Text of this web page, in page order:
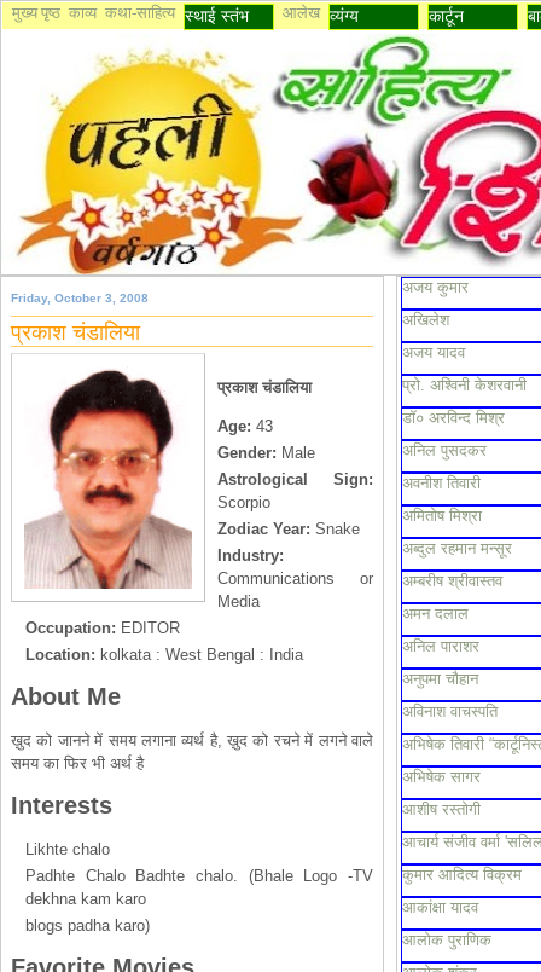
मुख्य पृष्ठ काव्य कथा-साहित्य स्थाई स्तंभ आलेख व्यंग्य कार्टून
Friday, October 3, 2008
प्रकाश चंडालिया
प्रकाश चंडालिया
Age: 43
Gender: Male
Astrological Sign:
Scorpio
Zodiac Year: Snake
Industry:
Communications or
Media
Occupation: EDITOR
Location: kolkata : West Bengal : India
About Me
ख़ुद को जानने में समय लगाना व्यर्थ है, ख़ुद को रचने में लगने वाले
समय का फिर भी अर्थ है
Interests
Likhte chalo
Padhte Chalo Badhte chalo. (Bhale Logo -TV
dekhna kam karo
blogs padha karo)
अजय कुमार
अखिलेश
अजय यादव
प्रो. अश्विनी केशरवानी
डॉ० अरविन्द मिश्र
अनिल पुसदकर
अवनीश तिवारी
अमितोष मिश्रा
अब्दुल रहमान मन्सूर
अम्बरीष श्रीवास्तव
अमन दलाल
अनिल पाराशर
अनुपमा चौहान
अविनाश वाचस्पति
अभिषेक तिवारी
अभिषेक सागर
आशीष रस्तोगी
आचार्य संजीव वर्मा
कुमार आदित्य विक्रम
आकांक्षा यादव
आलोक पुराणिक